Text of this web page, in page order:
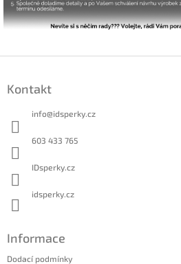
Kontakt
info@idsperky.cz
603 433 765
IDsperky.cz
idsperky.cz
Informace
Dodací podmínky